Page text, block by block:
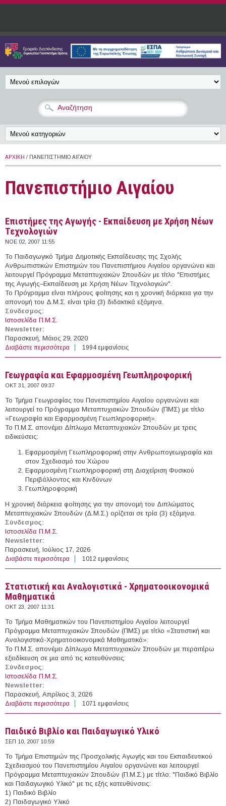
Παράκαμψη προς το κυρίως περιεχόμενο
ΑΡΧΙΚΉ / ΠΑΝΕΠΙΣΤΉΜΙΟ ΑΙΓΑΊΟΥ
Πανεπιστήμιο Αιγαίου
Επιστήμες της Αγωγής - Εκπαίδευση με Χρήση Νέων
Τεχνολογιών
ΝΟΕ 02, 2007 11:55
Το Παιδαγωγικό Τμήμα Δημοτικής Εκπαίδευσης της Σχολής
Ανθρωπιστικών Επιστημών του Πανεπιστήμιου Αιγαίου οργανώνει και
λειτουργεί Πρόγραμμα Μεταπτυχιακών Σπουδών με τίτλο "Επιστήμες
της Αγωγής–Εκπαίδευση με Χρήση Νέων Τεχνολογιών".
Το Πρόγραμμα είναι πλήρους φοίτησης και η χρονική διάρκεια για την
απονομή του Δ.Μ.Σ. είναι τρία (3) διδακτικά εξάμηνα.
Σύνδεσμος:
Ιστοσελίδα Π.Μ.Σ.
Newsletter:
Παρασκευή, Μάιος 29, 2020
Διαβάστε περισσότερα για Επιστήμες της Αγωγής - Εκπαίδευση με Χρήση Νέων
Τεχνολογιών
1994 εμφανίσεις
Γεωγραφία και Εφαρμοσμένη Γεωπληροφορική
ΟΚΤ 31, 2007 09:37
Το Τμήμα Γεωγραφίας του Πανεπιστημίου Αιγαίου οργανώνει και
λειτουργεί το Πρόγραμμα Μεταπτυχιακών Σπουδών (ΠΜΣ) με τίτλο
«Γεωγραφία και Εφαρμοσμένη Γεωπληροφορική».
Το Π.Μ.Σ. απονέμει Δίπλωμα Μεταπτυχιακών Σπουδών με τρεις
ειδικεύσεις:
Εφαρμοσμένη Γεωπληροφορική στην Ανθρωπογεωγραφία και
στον Σχεδιασμό του Χώρου
Εφαρμοσμένη Γεωπληροφορική στη Διαχείριση Φυσικού
Περιβάλλοντος και Κινδύνων
Γεωπληροφορική
Η χρονική διάρκεια φοίτησης για την απονομή του Διπλώματος
Μεταπτυχιακών Σπουδών (Δ.Μ.Σ.) ορίζεται σε τρία (3) εξάμηνα.
Σύνδεσμος:
Ιστοσελίδα Π.Μ.Σ.
Newsletter:
Παρασκευή, Ιούλιος 17, 2026
Διαβάστε περισσότερα για Γεωγραφία και Εφαρμοσμένη Γεωπληροφορική
1012 εμφανίσεις
Στατιστική και Αναλογιστικά - Χρηματοοικονομικά
Μαθηματικά
ΟΚΤ 23, 2007 11:31
To Τμήμα Μαθηματικών του Πανεπιστημίου Αιγαίου λειτουργεί
Πρόγραμμα Μεταπτυχιακών Σπουδών (ΠΜΣ) με τίτλο «Στατιστική και
Αναλογιστικά-Χρηματοοικονομικά Μαθηματικά».
Το Π.Μ.Σ. απονέμει Δίπλωμα Μεταπτυχιακών Σπουδών με περαιτέρω
εξειδίκευση σε μια από τις κατευθύνσεις:
Σύνδεσμος:
Ιστοσελίδα Π.Μ.Σ.
Newsletter:
Παρασκευή, Απρίλιος 3, 2026
Διαβάστε περισσότερα για Στατιστική και Αναλογιστικά - Χρηματοοικονομικά
Μαθηματικά
1071 εμφανίσεις
Παιδικό Βιβλίο και Παιδαγωγικό Υλικό
ΣΕΠ 10, 2007 10:59
Το Τμήμα Επιστημών της Προσχολικής Αγωγής και του Εκπαιδευτικού
Σχεδιασμού του Πανεπιστημίου Αιγαίου οργανώνει και λειτουργεί
Πρόγραμμα Μεταπτυχιακών Σπουδών (Π.Μ.Σ.) με τίτλο: "Παιδικό Βιβλίο
και Παιδαγωγικό Υλικό" με τις εξής κατευθύνσεις:
1) Παιδικό Βιβλίο
2) Παιδαγωγικό Υλικό